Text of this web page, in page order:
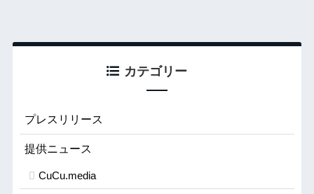
カテゴリー
プレスリリース
提供ニュース
CuCu.media